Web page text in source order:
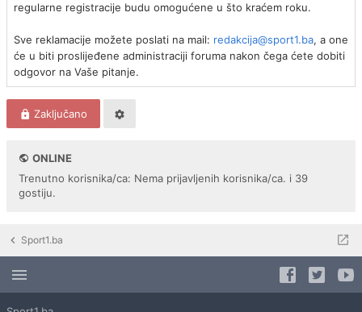
regularne registracije budu omogućene u što kraćem roku.
Sve reklamacije možete poslati na mail: redakcija@sport1.ba, a one
će u biti proslijeđene administraciji foruma nakon čega ćete dobiti
odgovor na Vaše pitanje.
Zaključano
ONLINE
Trenutno korisnika/ca: Nema prijavljenih korisnika/ca. i 39
gostiju.
Sport1.ba